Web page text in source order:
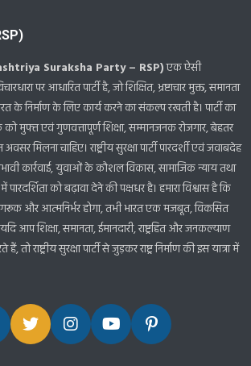
Suraksha Party – RSP)एक ऐसी
पर आधारित पार्टी है, जो शिक्षित, भ्रष्टाचार मुक्त, समानता
के निर्माण के लिए कार्य करने का संकल्प रखती है। पार्टी का
को मुफ्त एवं गुणवत्तापूर्ण शिक्षा, सम्मानजनक रोजगार, बेहतर
मिलना चाहिए। राष्ट्रीय सुरक्षा पार्टी पारदर्शी एवं जवाबदेह
कार्रवाई, युवाओं के कौशल विकास, सामाजिक न्याय तथा
को बढ़ावा देने की पक्षधर है। हमारा विश्वास है कि
और आत्मनिर्भर होगा, तभी भारत एक मजबूत, विकसित
आप शिक्षा, समानता, ईमानदारी, राष्ट्रहित और जनकल्याण
राष्ट्रीय सुरक्षा पार्टी से जुड़कर राष्ट्र निर्माण की इस यात्रा में